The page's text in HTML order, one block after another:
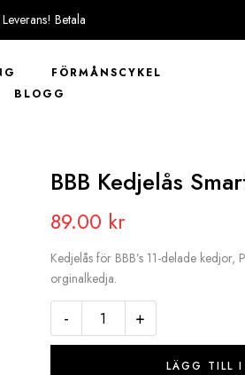
Betala
FÖRMÅNSCYKEL
BLOGG
BBB Kedjelås
89.00 kr
Kedjelås för BBB’s 11-delade kedjor,
orginalkedja.
- +
LÄGG TILL I